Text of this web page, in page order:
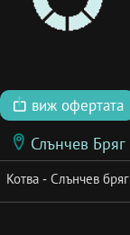
виж офертата
Слънчев Бряг
Котва - Слънчев бряг